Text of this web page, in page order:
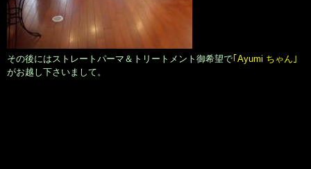
その後にはストレートパーマ＆トリートメント御希望で｢Ayumi ちゃん｣
がお越し下さいまして。